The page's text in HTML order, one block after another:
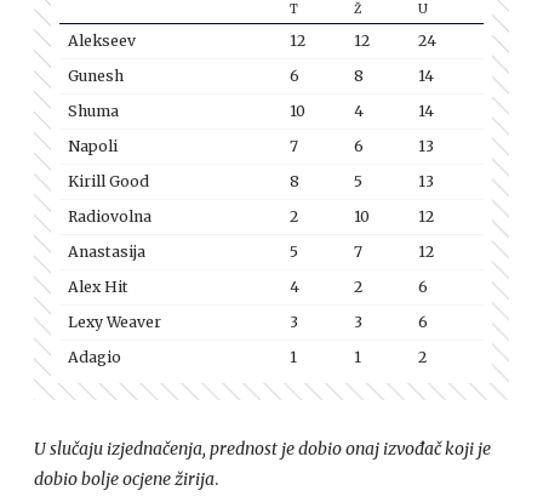
T Ž U
Alekseev 12 12
24
Gunesh
6 8
14
Shuma
10 4
14
Napoli
7 6
13
Kirill Good
8 5
13
Radiovolna
2 10
12
Anastasija
5 7
12
Alex Hit
4 2
6
Lexy Weaver
3 3
6
Adagio
1 1 2
U slučaju izjednačenja, prednost je dobio onaj izvođač koji je
dobio bolje ocjene žirija.